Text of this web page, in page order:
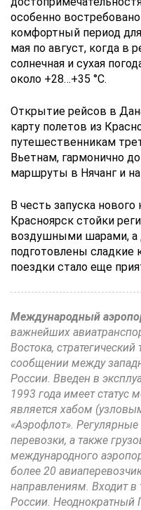
особенно
комфортный период
мая по август, когда в
солнечная и сухая
около +28…+35 °C.
Открытие рейсов в
карту полетов из
путешественникам
Вьетнам, гармонично
маршруты в Нячанг и
В честь запуска
Красноярск стойки
воздушными шарами, а
подготовлены сладкие
поездки стало еще
Международный
важнейших
Востока,
сообщении между
России. Введен в
1993 года имеет статус
является хабом
«Аэрофлот».
перевозки, а также
международного
более 20
направлениям. Входит в
России. Неоднократный